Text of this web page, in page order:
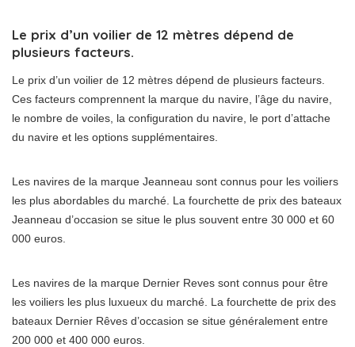
Le prix d’un voilier de 12 mètres dépend de
plusieurs facteurs.
Le prix d’un voilier de 12 mètres dépend de plusieurs facteurs.
Ces facteurs comprennent la marque du navire, l’âge du navire,
le nombre de voiles, la configuration du navire, le port d’attache
du navire et les options supplémentaires.
Les navires de la marque Jeanneau sont connus pour les voiliers
les plus abordables du marché. La fourchette de prix des bateaux
Jeanneau d’occasion se situe le plus souvent entre 30 000 et 60
000 euros.
Les navires de la marque Dernier Reves sont connus pour être
les voiliers les plus luxueux du marché. La fourchette de prix des
bateaux Dernier Rêves d’occasion se situe généralement entre
200 000 et 400 000 euros.